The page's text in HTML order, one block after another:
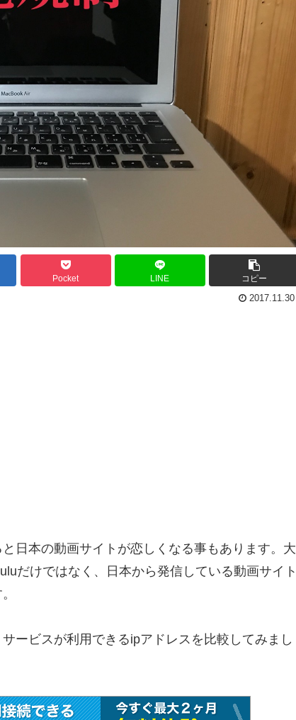
Pocket LINE コピー
2017.11.30
日本の動画サイトが恋しくなる事もあります。大
だけではなく、日本から発信している動画サイト
ービスが利用できるipアドレスを比較してみまし